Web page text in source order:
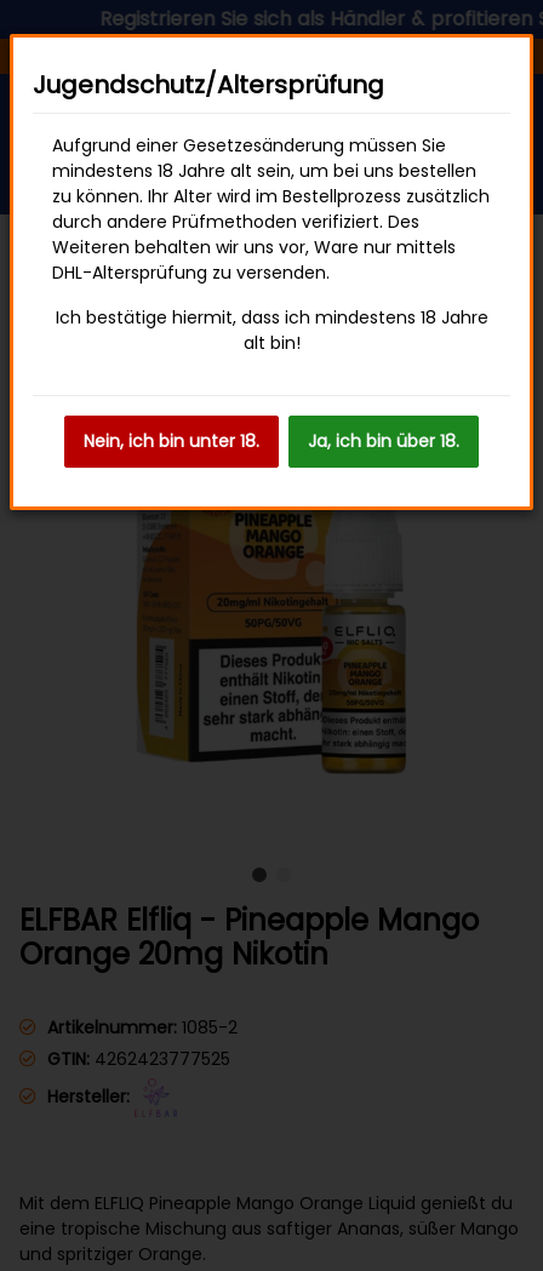
Registrieren Sie sich als Händler & profitieren
ELFBAR Elfliq 20mg
ELFBAR Elfliq - Pineapple Mango
Orange 20mg Nikotin
Artikelnummer: 1085-2
GTIN: 4262423777525
Hersteller:
Mit dem ELFLIQ Pineapple Mango Orange Liquid genießt du
eine tropische Mischung aus saftiger Ananas, süßer Mango
und spritziger Orange.
Jugendschutz/Altersprüfung
Aufgrund einer Gesetzesänderung müssen Sie
mindestens 18 Jahre alt sein, um bei uns bestellen
zu können. Ihr Alter wird im Bestellprozess zusätzlich
durch andere Prüfmethoden verifiziert. Des
Weiteren behalten wir uns vor, Ware nur mittels
DHL-Altersprüfung zu versenden.
Ich bestätige hiermit, dass ich mindestens 18 Jahre
alt bin!
Nein, ich bin unter 18. Ja, ich bin über 18.